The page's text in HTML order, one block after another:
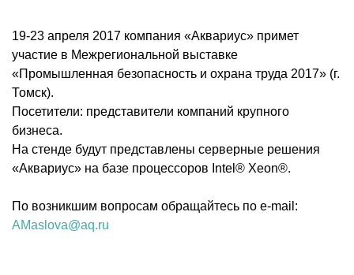
19-23 апреля 2017 компания «Аквариус» примет
участие в Межрегиональной выставке
«Промышленная безопасность и охрана труда 2017» (г.
Томск).
Посетители: представители компаний крупного
бизнеса.
На стенде будут представлены серверные решения
«Аквариус» на базе процессоров Intel® Xeon®.
По возникшим вопросам обращайтесь по e-mail:
AMaslova@aq.ru